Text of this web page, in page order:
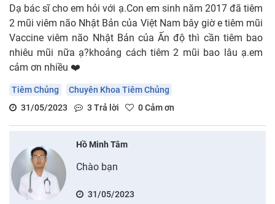
Dạ bác sĩ cho em hỏi với ạ.Con em sinh năm 2017 đã tiêm
2 mũi viêm não Nhật Bản của Việt Nam bây giờ e tiêm mũi
Vaccine viêm não Nhật Bản của Ấn độ thì cần tiêm bao
nhiêu mũi nữa ạ?khoảng cách tiêm 2 mũi bao lâu ạ.em
cảm ơn nhiều ❤️
Tiêm Chủng
Chuyên Khoa Tiêm Chủng
31/05/2023
3 Trả lời 0Cảm ơn
Hồ Minh Tâm
Chào bạn
31/05/2023